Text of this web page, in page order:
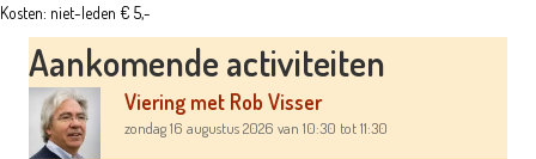
Kosten: niet-leden € 5,-
Aankomende activiteiten
Viering met Rob Visser
zondag 16 augustus 2026 van 10:30 tot 11:30